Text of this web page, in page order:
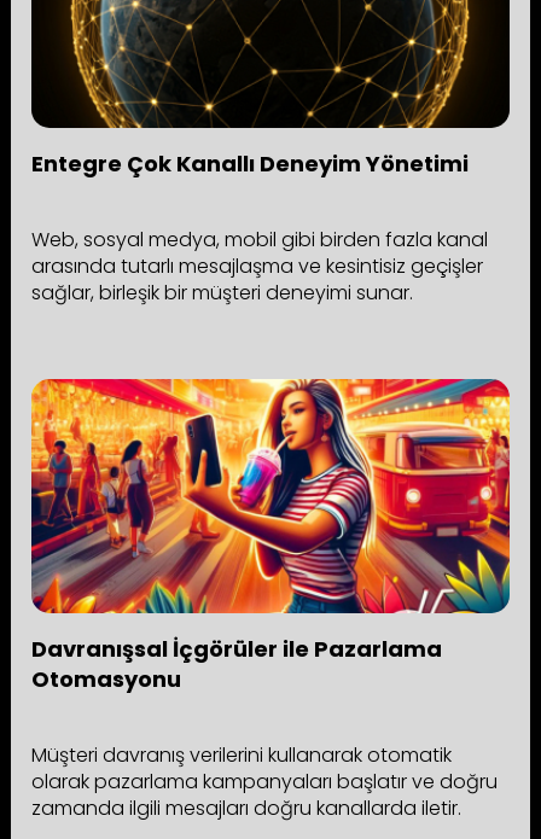
Entegre Çok Kanallı Deneyim Yönetimi
Web, sosyal medya, mobil gibi birden fazla kanal
arasında tutarlı mesajlaşma ve kesintisiz geçişler
sağlar, birleşik bir müşteri deneyimi sunar.
Davranışsal İçgörüler ile Pazarlama
Otomasyonu
Müşteri davranış verilerini kullanarak otomatik
olarak pazarlama kampanyaları başlatır ve doğru
zamanda ilgili mesajları doğru kanallarda iletir.